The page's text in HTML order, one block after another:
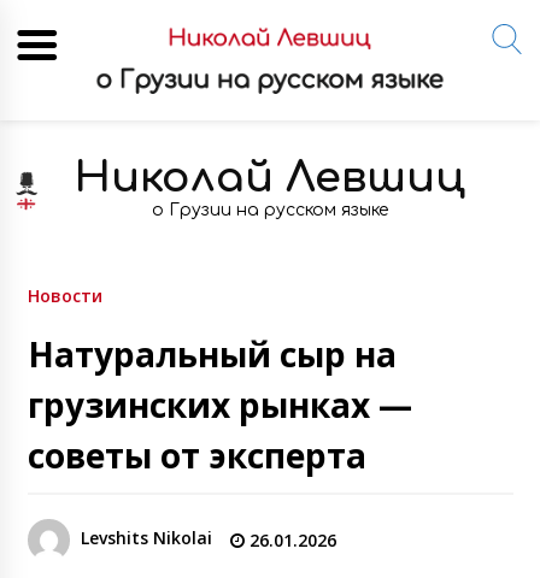
content
Николай Левшиц
о Грузии на русском языке
Новости
Натуральный сыр на
грузинских рынках —
советы от эксперта
Levshits Nikolai 26.01.2026